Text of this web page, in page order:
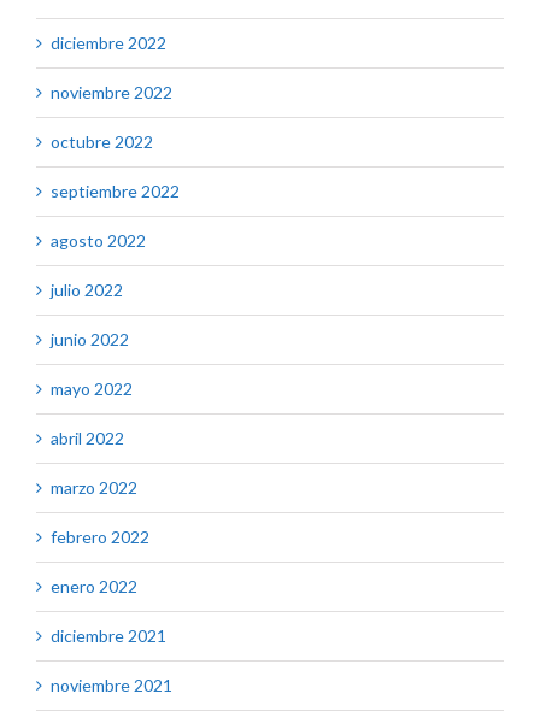
diciembre 2022
noviembre 2022
octubre 2022
septiembre 2022
agosto 2022
julio 2022
junio 2022
mayo 2022
abril 2022
marzo 2022
febrero 2022
enero 2022
diciembre 2021
noviembre 2021